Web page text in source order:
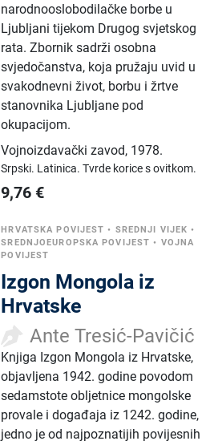
narodnooslobodilačke borbe u
Ljubljani tijekom Drugog svjetskog
rata. Zbornik sadrži osobna
svjedočanstva, koja pružaju uvid u
svakodnevni život, borbu i žrtve
stanovnika Ljubljane pod
okupacijom.
Vojnoizdavački zavod, 1978.
Srpski. Latinica.Tvrde korice s ovitkom.
9,76 €
HRVATSKA POVIJEST • SREDNJI VIJEK •
SREDNJOEUROPSKA POVIJEST • VOJNA
POVIJEST
Izgon Mongola iz
Hrvatske
Ante Tresić-Pavičić
Knjiga Izgon Mongola iz Hrvatske,
objavljena 1942. godine povodom
sedamstote obljetnice mongolske
provale i događaja iz 1242. godine,
jedno je od najpoznatijih povijesnih